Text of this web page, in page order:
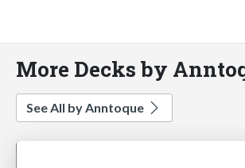
More Decks by
See All by Anntoque